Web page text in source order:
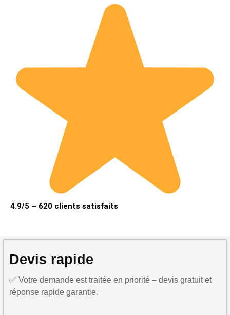
4.9/5 – 620 clients satisfaits
Devis rapide
✅ Votre demande est traitée en priorité – devis gratuit et
réponse rapide garantie.